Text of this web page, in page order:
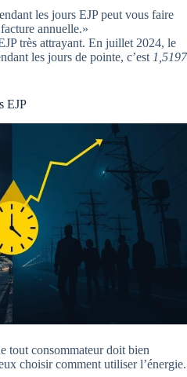
les jours EJP peut vous faire
annuelle.»
très attrayant. En juillet 2024, le
les jours de pointe, c’est 1,5197
EJP
tout consommateur doit bien
choisir comment utiliser l’énergie.